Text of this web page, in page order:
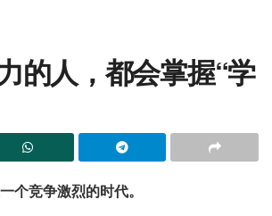
的人，都会掌握“学
个竞争激烈的时代。